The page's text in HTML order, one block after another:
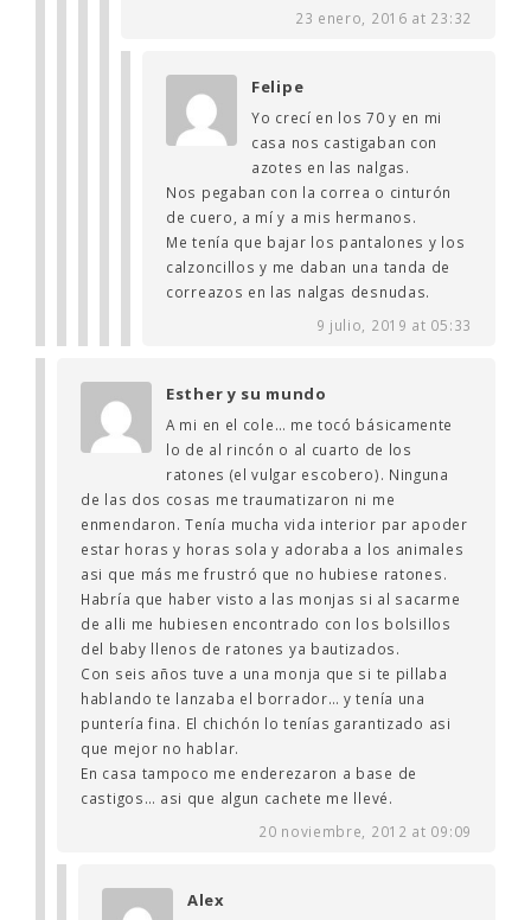
23 enero, 2016 at 23:32
Felipe
Yo crecí en los 70 y en mi
casa nos castigaban con
azotes en las nalgas.
Nos pegaban con la correa o cinturón
de cuero, a mí y a mis hermanos.
Me tenía que bajar los pantalones y los
calzoncillos y me daban una tanda de
correazos en las nalgas desnudas.
9 julio, 2019 at 05:33
Esther y su mundo
A mi en el cole… me tocó básicamente
lo de al rincón o al cuarto de los
ratones (el vulgar escobero). Ninguna
de las dos cosas me traumatizaron ni me
enmendaron. Tenía mucha vida interior par apoder
estar horas y horas sola y adoraba a los animales
asi que más me frustró que no hubiese ratones.
Habría que haber visto a las monjas si al sacarme
de alli me hubiesen encontrado con los bolsillos
del baby llenos de ratones ya bautizados.
Con seis años tuve a una monja que si te pillaba
hablando te lanzaba el borrador… y tenía una
puntería fina. El chichón lo tenías garantizado asi
que mejor no hablar.
En casa tampoco me enderezaron a base de
castigos… asi que algun cachete me llevé.
20 noviembre, 2012 at 09:09
Alex